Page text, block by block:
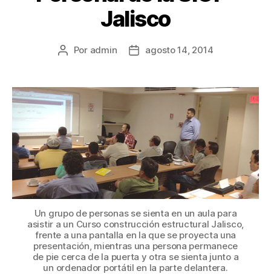
Jalisco
Por admin agosto 14, 2014
Un grupo de personas se sienta en un aula para
asistir a un Curso construcción estructural Jalisco,
frente a una pantalla en la que se proyecta una
presentación, mientras una persona permanece
de pie cerca de la puerta y otra se sienta junto a
un ordenador portátil en la parte delantera.